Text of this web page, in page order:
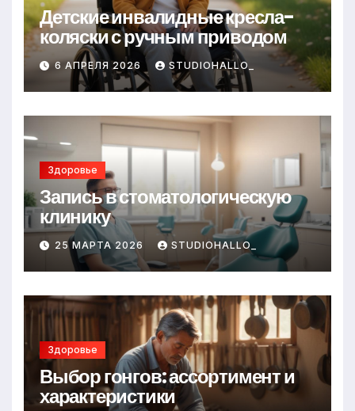
Детские инвалидные кресла-
коляски с ручным приводом
6 АПРЕЛЯ 2026 STUDIOHALLO_
Здоровье
Запись в стоматологическую
клинику
25 МАРТА 2026 STUDIOHALLO_
Здоровье
Выбор гонгов: ассортимент и
характеристики